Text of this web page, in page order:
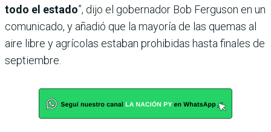
todo el estado”, dijo el gobernador Bob Ferguson en un
comunicado, y añadió que la mayoría de las quemas al
aire libre y agrícolas estaban prohibidas hasta finales de
septiembre.